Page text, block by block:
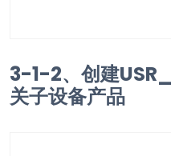
3-1-2、创建
关子设备产品